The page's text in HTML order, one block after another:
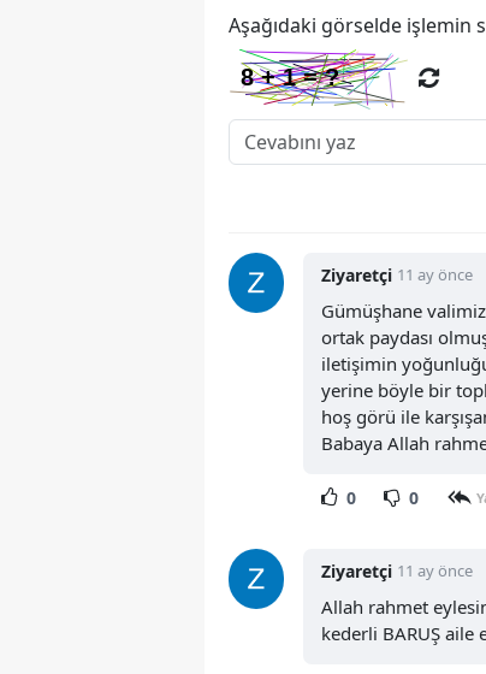
Aşağıdaki görselde işlemin
Ziyaretçi 11 ay önce
Gümüşhane valimiz
ortak paydası
iletişimin
yerine böyle bir
hoş görü ile
Babaya Allah
0 0
Ziyaretçi 11 ay önce
Allah rahmet
kederli BARUŞ aile